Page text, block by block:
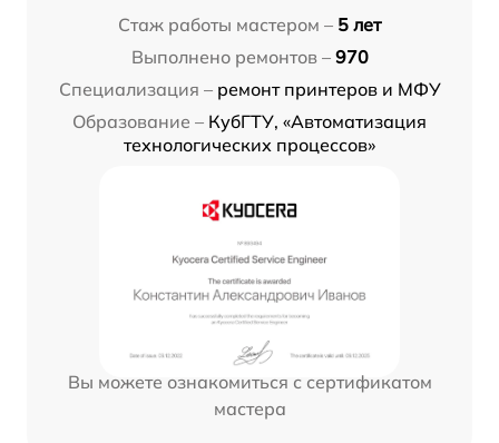
Стаж работы мастером – 5 лет
Выполнено ремонтов – 970
Специализация – ремонт принтеров и МФУ
Образование – КубГТУ, «Автоматизация
технологических процессов»
Вы можете ознакомиться с сертификатом
мастера